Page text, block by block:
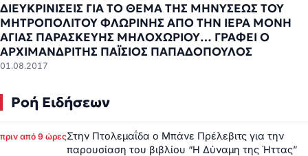
ΔΙΕΥΚΡΙΝΙΣΕΙΣ ΓΙΑ ΤΟ ΘΕΜΑ ΤΗΣ ΜΗΝΥΣΕΩΣ ΤΟΥ
ΜΗΤΡΟΠΟΛΙΤΟΥ ΦΛΩΡΙΝΗΣ ΑΠΟ ΤΗΝ ΙΕΡΑ ΜΟΝΗ
ΑΓΙΑΣ ΠΑΡΑΣΚΕΥΗΣ ΜΗΛΟΧΩΡΙΟΥ… ΓΡΑΦΕΙ Ο
ΑΡΧΙΜΑΝΔΡΙΤΗΣ ΠΑΪΣΙΟΣ ΠΑΠΑΔΟΠΟΥΛΟΣ
01.08.2017
Ροή Ειδήσεων
πριν από 9 ώρεςΣτην Πτολεμαΐδα ο Μπάνε Πρέλεβιτς για την
παρουσίαση του βιβλίου “Η Δύναμη της Ήττας”